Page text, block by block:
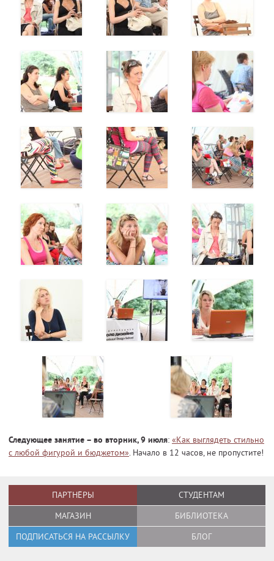
Следующее занятие – во вторник, 9 июля: «Как выглядеть стильно
с любой фигурой и бюджетом». Начало в 12 часов, не пропустите!
ПАРТНЁРЫ
СТУДЕНТАМ
МАГАЗИН
БИБЛИОТЕКА
ПОДПИСАТЬСЯ НА РАССЫЛКУ
БЛОГ